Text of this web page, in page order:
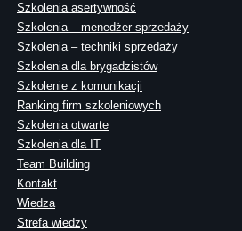
Szkolenia asertywność
Szkolenia – menedżer sprzedaży
Szkolenia – techniki sprzedaży
Szkolenia dla brygadzistów
Szkolenie z komunikacji
Ranking firm szkoleniowych
Szkolenia otwarte
Szkolenia dla IT
Team Building
Kontakt
Wiedza
Strefa wiedzy